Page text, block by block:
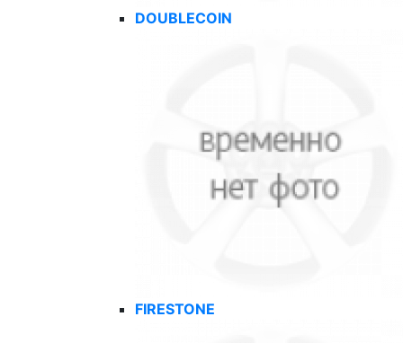
DOUBLECOIN
FIRESTONE